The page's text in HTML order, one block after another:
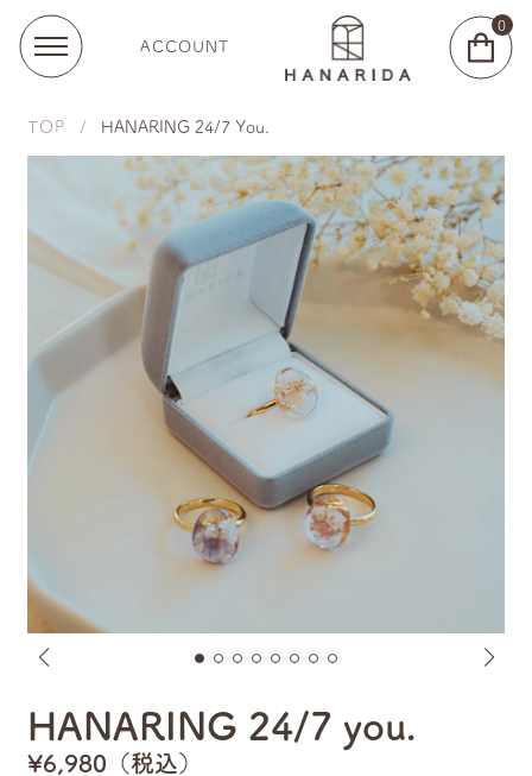
ACCOUNT
0
TOP HANARING 24/7 You.
HANARING 24/7 you.
¥6,980（税込）